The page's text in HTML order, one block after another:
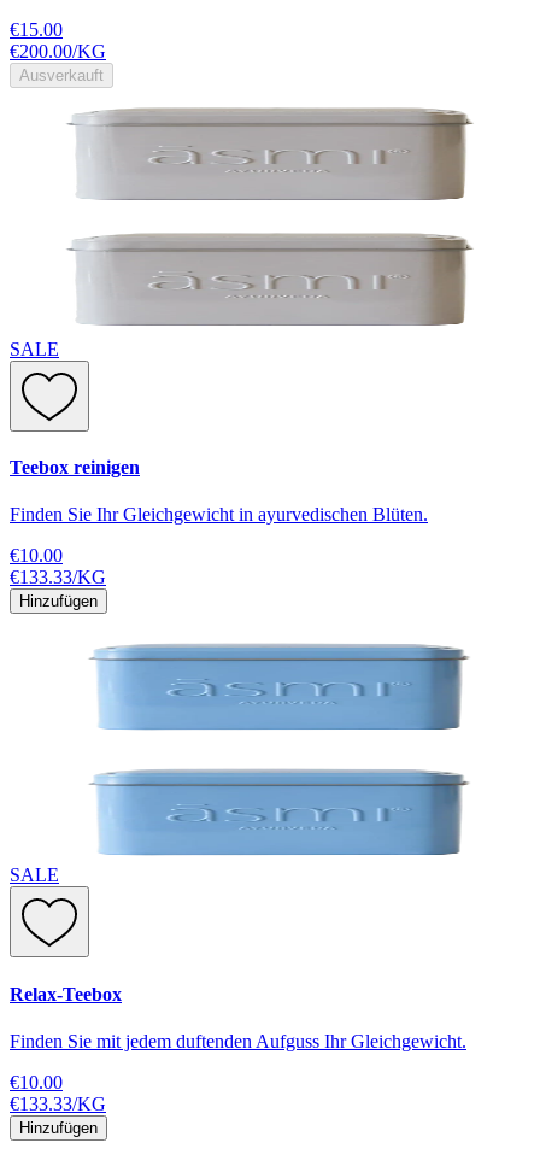
€15.00
€200.00/KG
Ausverkauft
SALE
Teebox reinigen
Finden Sie Ihr Gleichgewicht in ayurvedischen Blüten.
€10.00
€133.33/KG
Hinzufügen
SALE
Relax-Teebox
Finden Sie mit jedem duftenden Aufguss Ihr Gleichgewicht.
€10.00
€133.33/KG
Hinzufügen